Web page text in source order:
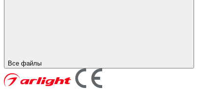
Все файлы